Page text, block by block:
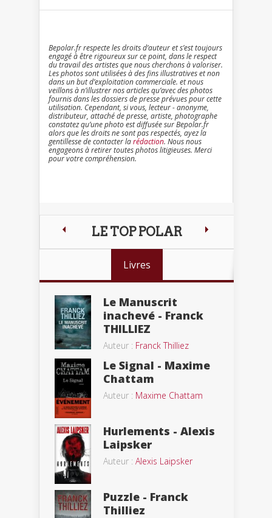
Bepolar.fr respecte les droits d’auteur et s’est toujours
engagé à être rigoureux sur ce point, dans le respect
du travail des artistes que nous cherchons à valoriser.
Les photos sont utilisées à des fins illustratives et non
dans un but d’exploitation commerciale. et nous
veillons à n’illustrer nos articles qu’avec des photos
fournis dans les dossiers de presse prévues pour cette
utilisation. Cependant, si vous, lecteur - anonyme,
distributeur, attaché de presse, artiste, photographe
constatez qu’une photo est diffusée sur Bepolar.fr
alors que les droits ne sont pas respectés, ayez la
gentillesse de contacter larédaction. Nous nous
engageons à retirer toutes photos litigieuses. Merci
pour votre compréhension.
LE TOP POLAR
Livres
Le Manuscrit
inachevé - Franck
THILLIEZ
Auteur : Franck Thilliez
Le Signal - Maxime
Chattam
Auteur : Maxime Chattam
Hurlements - Alexis
Laipsker
Auteur : Alexis Laipsker
Puzzle - Franck
Thilliez